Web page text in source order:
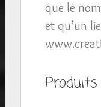
que le
et qu’un